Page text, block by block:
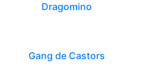
Dragomino
Gang de Castors